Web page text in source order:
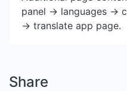
panel -> languages ->
-> translate app page.
Share